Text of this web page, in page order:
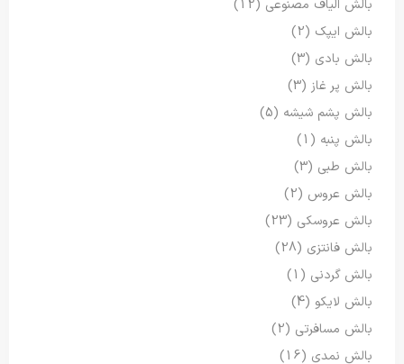
بالش الیاف مصنوعی (12)
بالش ایپک (2)
بالش بادی (3)
بالش پر غاز (3)
بالش پشم شیشه (5)
بالش پنبه (1)
بالش طبی (3)
بالش عروس (2)
بالش عروسکی (23)
بالش فانتزی (28)
بالش گردنی (1)
بالش لایکو (4)
بالش مسافرتی (2)
بالش نمدی (16)